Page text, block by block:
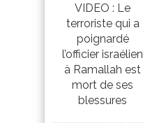
VIDEO : Le
terroriste qui a
poignardé
l’officier israélien
à Ramallah est
mort de ses
blessures